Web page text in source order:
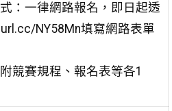
：一律網路報名，即日起透
NY58Mn填寫網路表單
競賽規程、報名表等各1